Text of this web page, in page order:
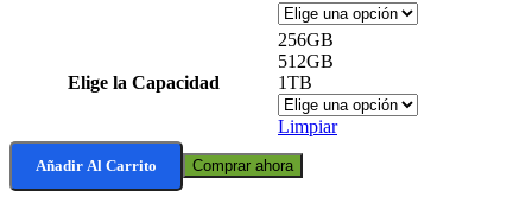
Elige la Capacidad
256GB
512GB
1TB
Limpiar
Añadir Al Carrito Comprar ahora